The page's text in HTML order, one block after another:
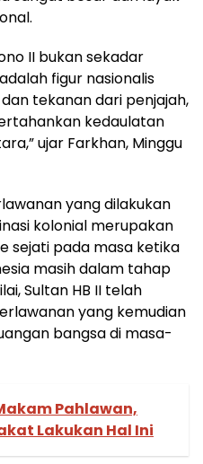
II bukan sekadar
figur nasionalis
tekanan dari penjajah,
kedaulatan
ujar Farkhan, Minggu
yang dilakukan
kolonial merupakan
sejati pada masa ketika
masih dalam tahap
Sultan HB II telah
yang kemudian
bangsa di masa-
Pahlawan,
Lakukan Hal Ini